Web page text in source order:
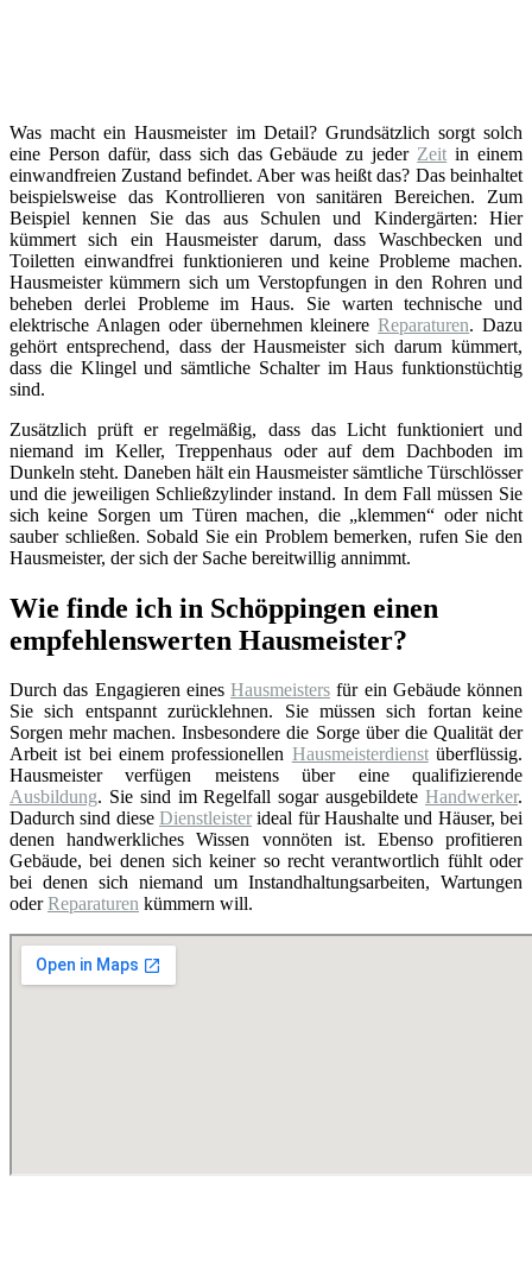
Was macht ein Hausmeister im Detail? Grundsätzlich sorgt solch
eine Person dafür, dass sich das Gebäude zu jeder Zeit in einem
einwandfreien Zustand befindet. Aber was heißt das? Das beinhaltet
beispielsweise das Kontrollieren von sanitären Bereichen. Zum
Beispiel kennen Sie das aus Schulen und Kindergärten: Hier
kümmert sich ein Hausmeister darum, dass Waschbecken und
Toiletten einwandfrei funktionieren und keine Probleme machen.
Hausmeister kümmern sich um Verstopfungen in den Rohren und
beheben derlei Probleme im Haus. Sie warten technische und
elektrische Anlagen oder übernehmen kleinereReparaturen. Dazu
gehört entsprechend, dass der Hausmeister sich darum kümmert,
dass die Klingel und sämtliche Schalter im Haus funktionstüchtig
sind.
Zusätzlich prüft er regelmäßig, dass das Licht funktioniert und
niemand im Keller, Treppenhaus oder auf dem Dachboden im
Dunkeln steht. Daneben hält ein Hausmeister sämtliche Türschlösser
und die jeweiligen Schließzylinder instand. In dem Fall müssen Sie
sich keine Sorgen um Türen machen, die „klemmen“ oder nicht
sauber schließen. Sobald Sie ein Problem bemerken, rufen Sie den
Hausmeister, der sich der Sache bereitwillig annimmt.
Wie finde ich in Schöppingen einen
empfehlenswerten Hausmeister?
Durch das Engagieren eines Hausmeisters für ein Gebäude können
Sie sich entspannt zurücklehnen. Sie müssen sich fortan keine
Sorgen mehr machen. Insbesondere die Sorge über die Qualität der
Arbeit ist bei einem professionellen Hausmeisterdienstüberflüssig.
Hausmeister verfügen meistens über eine qualifizierende
Ausbildung. Sie sind im Regelfall sogar ausgebildete Handwerker.
Dadurch sind diese Dienstleister ideal für Haushalte und Häuser, bei
denen handwerkliches Wissen vonnöten ist. Ebenso profitieren
Gebäude, bei denen sich keiner so recht verantwortlich fühlt oder
bei denen sich niemand um Instandhaltungsarbeiten, Wartungen
oderReparaturen kümmern will.